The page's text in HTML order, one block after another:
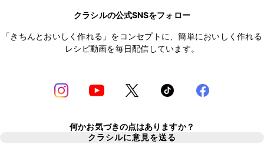
クラシルの公式SNSをフォロー
「きちんとおいしく作れる」をコンセプトに、簡単においしく作れる
レシピ動画を毎日配信しています。
何かお気づきの点はありますか？
クラシルに意見を送る